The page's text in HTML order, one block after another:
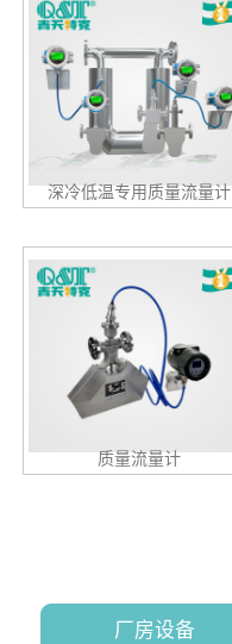
深冷低温专用质量流量计
质量流量计
厂房设备